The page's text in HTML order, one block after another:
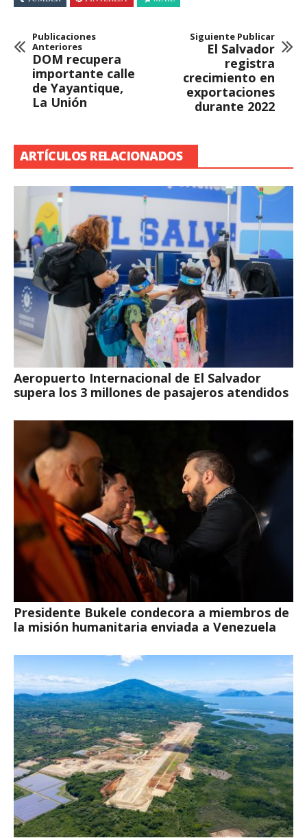
Publicaciones
Anteriores
DOM recupera
importante calle
de Yayantique,
La Unión
Siguiente Publicar
El Salvador
registra
crecimiento en
exportaciones
durante 2022
ARTÍCULOS RELACIONADOS
Aeropuerto Internacional de El Salvador
supera los 3 millones de pasajeros atendidos
Presidente Bukele condecora a miembros de
la misión humanitaria enviada a Venezuela